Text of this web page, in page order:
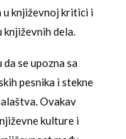
u književnoj kritici i
dela.
se upozna sa
pesnika i stekne
Ovakav
kulture i